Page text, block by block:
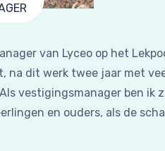
van Lyceo op het
na dit werk twee jaar met
vestigingsmanager ben ik
en ouders, als de